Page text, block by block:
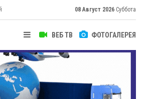
08 Август 2026 Суббота
ВЕБ ТВ ФОТОГАЛЕРЕЯ